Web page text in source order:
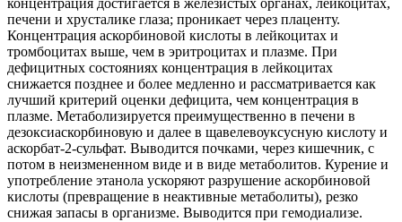
концентрация достигается в железистых органах, лейкоцитах,
печени и хрусталике глаза; проникает через плаценту.
Концентрация аскорбиновой кислоты в лейкоцитах и
тромбоцитах выше, чем в эритроцитах и плазме. При
дефицитных состояниях концентрация в лейкоцитах
снижается позднее и более медленно и рассматривается как
лучший критерий оценки дефицита, чем концентрация в
плазме. Метаболизируется преимущественно в печени в
дезоксиаскорбиновую и далее в щавелевоуксусную кислоту и
аскорбат-2-сульфат. Выводится почками, через кишечник, с
потом в неизмененном виде и в виде метаболитов. Курение и
употребление этанола ускоряют разрушение аскорбиновой
кислоты (превращение в неактивные метаболиты), резко
снижая запасы в организме. Выводится при гемодиализе.